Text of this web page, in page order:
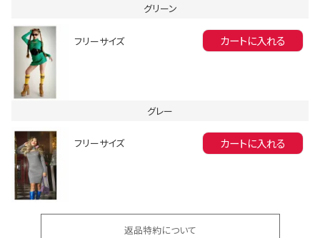
Instagram LIVE items
グリーン
フリーサイズ カートに入れる
グレー
フリーサイズ カートに入れる
返品特約について